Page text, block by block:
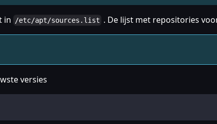
in /etc/apt/sources.list . De lijst met repositories
versies